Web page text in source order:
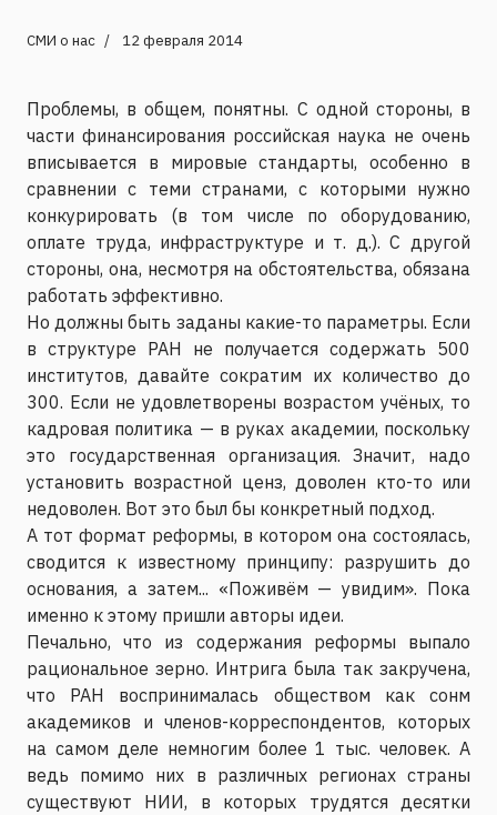
СМИ о нас 12 февраля 2014
Проблемы, в общем, понятны. С одной стороны, в
части финансирования российская наука не очень
вписывается в мировые стандарты, особенно в
сравнении с теми странами, с которыми нужно
конкурировать (в том числе по оборудованию,
оплате труда, инфраструктуре и т. д.). С другой
стороны, она, несмотря на обстоятельства, обязана
работать эффективно.
Но должны быть заданы какие-то параметры. Если
в структуре РАН не получается содержать 500
институтов, давайте сократим их количество до
300. Если не удовлетворены возрастом учёных, то
кадровая политика — в руках академии, поскольку
это государственная организация. Значит, надо
установить возрастной ценз, доволен кто-то или
недоволен. Вот это был бы конкретный подход.
А тот формат реформы, в котором она состоялась,
сводится к известному принципу: разрушить до
основания, а затем... «Поживём — увидим». Пока
именно к этому пришли авторы идеи.
Печально, что из содержания реформы выпало
рациональное зерно. Интрига была так закручена,
что РАН воспринималась обществом как сонм
академиков и членов-корреспондентов, которых
на самом деле немногим более 1 тыс. человек. А
ведь помимо них в различных регионах страны
существуют НИИ, в которых трудятся десятки